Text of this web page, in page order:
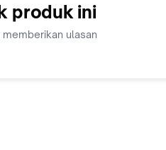
produk ini
ulasan